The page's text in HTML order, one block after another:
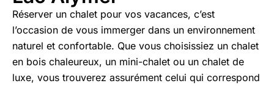
Réserver un chalet pour vos vacances, c’est
l’occasion de vous immerger dans un environnement
naturel et confortable. Que vous choisissiez un chalet
en bois chaleureux, un mini-chalet ou un chalet de
luxe, vous trouverez assurément celui qui correspond